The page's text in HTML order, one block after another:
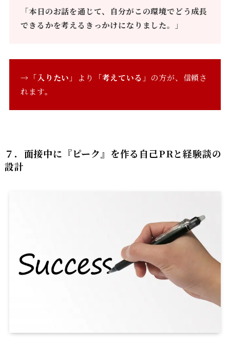
「本日のお話を通じて、自分がこの環境でどう成長
できるかを考えるきっかけになりました。
」
→「入りたい 」より「考えている 」の方が、信頼さ
れます。
７．面接中に『ピーク』を作る自己PRと経験談の
設計